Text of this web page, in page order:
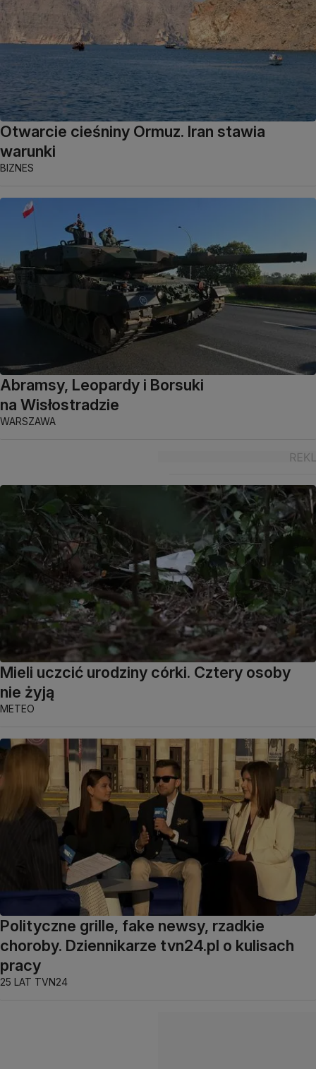
Otwarcie cieśniny Ormuz. Iran stawia
warunki
BIZNES
Abramsy, Leopardy i Borsuki
na Wisłostradzie
WARSZAWA
Mieli uczcić urodziny córki. Cztery osoby
nie żyją
METEO
Polityczne grille, fake newsy, rzadkie
choroby. Dziennikarze tvn24.pl o kulisach
pracy
25 LAT TVN24